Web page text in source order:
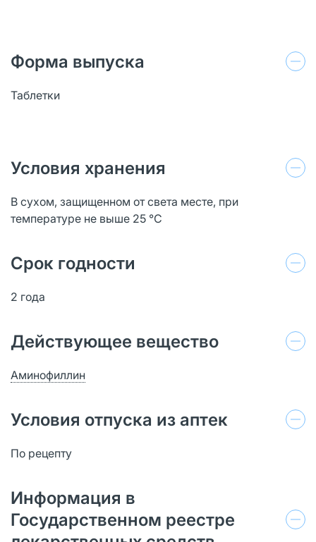
Форма выпуска
Таблетки
Условия хранения
В сухом, защищенном от света месте, при
температуре не выше 25 °C
Срок годности
2 года
Действующее вещество
Аминофиллин
Условия отпуска из аптек
По рецепту
Информация в
Государственном реестре